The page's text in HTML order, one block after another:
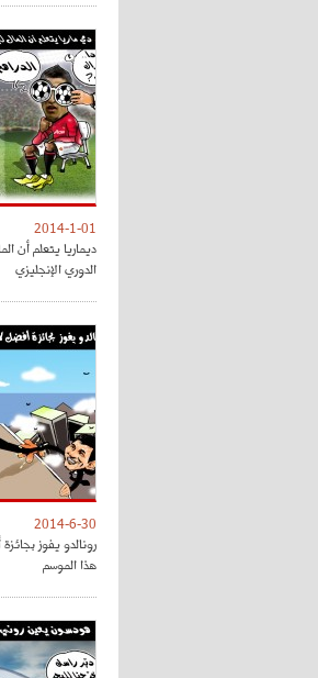
2014-1-01
ديماريا يتعلم أن
الدوري الإنجليزي
2014-6-30
رونالدو يفوز
هذا الموسم